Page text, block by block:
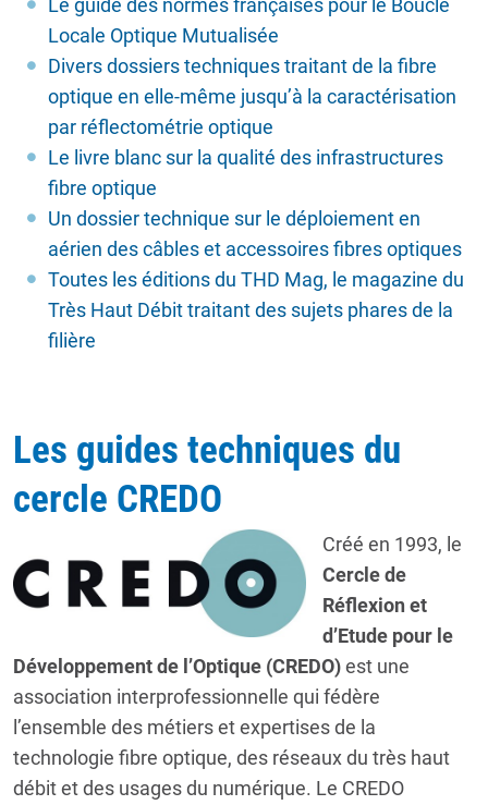
Locale Optique Mutualisée
Divers dossiers techniques traitant de la fibre
optique en elle-même jusqu’à la caractérisation
par réflectométrie optique
Le livre blanc sur la qualité des infrastructures
fibre optique
Un dossier technique sur le déploiement en
aérien des câbles et accessoires fibres optiques
Toutes les éditions du THD Mag, le magazine du
Très Haut Débit traitant des sujets phares de la
filière
Les guides techniques du
cercle CREDO
Créé en 1993, le
Cercle de
Réflexion et
d’Etude pour le
Développement de l’Optique (CREDO)est une
association interprofessionnelle qui fédère
l’ensemble des métiers et expertises de la
technologie fibre optique, des réseaux du très haut
débit et des usages du numérique. Le CREDO